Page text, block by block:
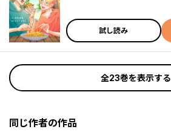
試し読み
全23巻を表示する
同じ作者の作品